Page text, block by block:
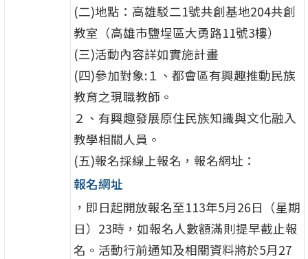
(二)地點：高雄駁二1號共創基地204共創
教室（高雄市鹽埕區大勇路11號3樓）
(三)活動內容詳如實施計畫
(四)參加對象:１、都會區有興趣推動民族
教育之現職教師。
２、有興趣發展原住民族知識與文化融入
教學相關人員。
(五)報名採線上報名，報名網址：
報名網址
，即日起開放報名至113年5月26日（星期
日）23時，如報名人數額滿則提早截止報
名。活動行前通知及相關資料將於5月27